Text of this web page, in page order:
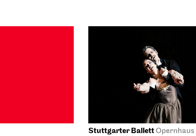
Stuttgarter BallettOpernhaus